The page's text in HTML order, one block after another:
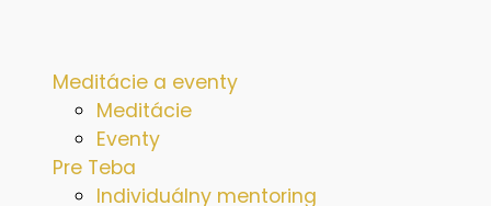
Meditácie a eventy
Meditácie
Eventy
Pre Teba
Individuálny mentoring